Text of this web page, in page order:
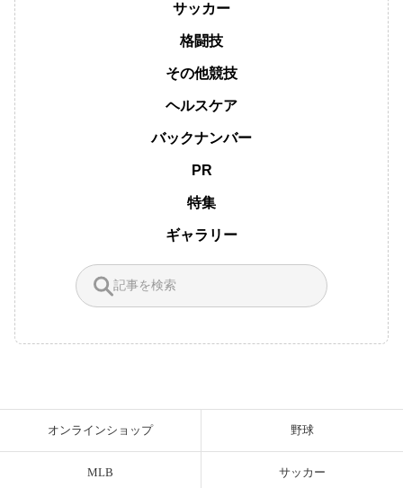
サッカー
格闘技
その他競技
ヘルスケア
バックナンバー
PR
特集
ギャラリー
オンラインショップ 野球
MLB サッカー